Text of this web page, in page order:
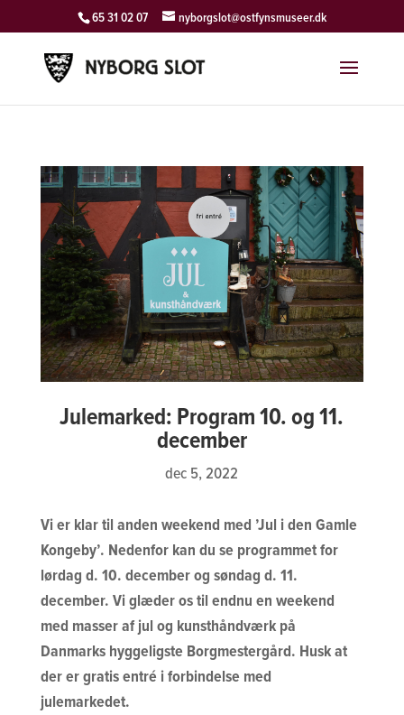
65 31 02 07 nyborgslot@ostfynsmuseer.dk
Julemarked: Program 10. og 11.
december
dec 5, 2022
Vi er klar til anden weekend med ’Jul i den Gamle
Kongeby’. Nedenfor kan du se programmet for
lørdag d. 10. december og søndag d. 11.
december. Vi glæder os til endnu en weekend
med masser af jul og kunsthåndværk på
Danmarks hyggeligste Borgmestergård. Husk at
der er gratis entré i forbindelse med
julemarkedet.